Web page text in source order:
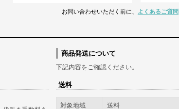
お問い合わせいただく前に、 よくあるご質問
商品発送について
下記内容をご確認ください。
送料
対象地域 送料